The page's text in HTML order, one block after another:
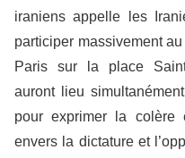
iraniens appelle les
participer massivement
Paris sur la place
auront lieu
pour exprimer la
envers la dictature et